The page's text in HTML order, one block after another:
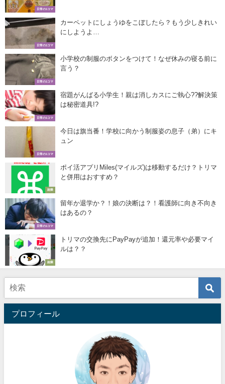
日常の1コマ
日常の1コマ
カーペットにしょうゆをこぼしたら？もう少しきれい
にしようよ…
日常の1コマ
小学校の制服のボタンをつけて！なぜ休みの寝る前に
言う？
日常の1コマ
宿題がんばる小学生！親は消しカスにご執心??解決策
は秘密道具!?
日常の1コマ
今日は旗当番！学校に向かう制服姿の息子（弟）にキ
ュン
副業
ポイ活アプリMiles(マイルズ)は移動するだけ？トリマ
と併用はおすすめ？
日常の1コマ
留年か退学か？！娘の決断は？！看護師に向き不向き
はあるの？
副業
トリマの交換先にPayPayが追加！還元率や必要マイ
ルは？？
プロフィール